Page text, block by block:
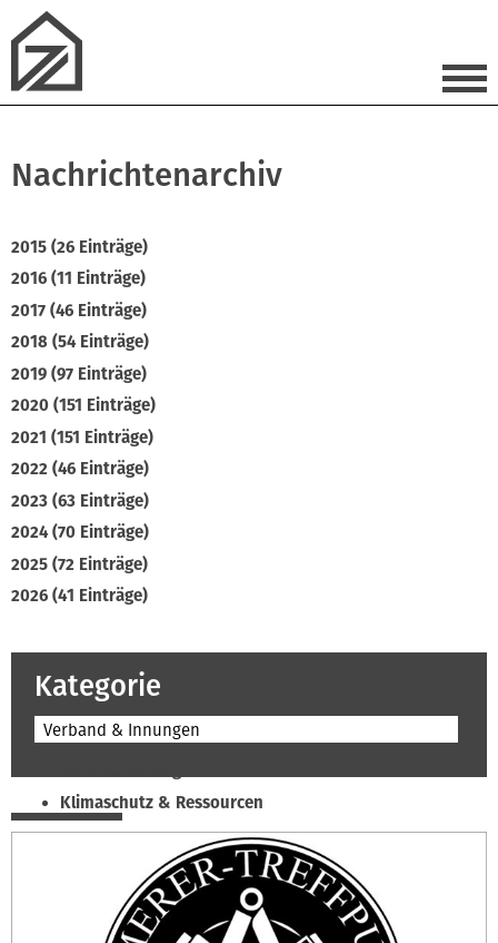
Nachrichtenarchiv
2015 (26 Einträge)
2016 (11 Einträge)
2017 (46 Einträge)
2018 (54 Einträge)
2019 (97 Einträge)
2020 (151 Einträge)
2021 (151 Einträge)
2022 (46 Einträge)
2023 (63 Einträge)
2024 (70 Einträge)
2025 (72 Einträge)
2026 (41 Einträge)
Kategorie
Verband & Innungen
Klimaschutz & Ressourcen
Normen & Fachregeln
Prävention & Arbeitsschutz
Recht & Wirtschaft
Soziales & Tarifpolitik